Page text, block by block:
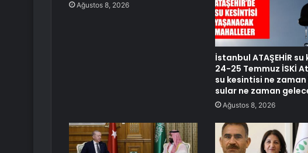
Ağustos 8, 2026
İstanbul ATAŞEHİR
24-25 Temmuz İSKİ
su kesintisi ne
sular ne zaman
Ağustos 8, 2026